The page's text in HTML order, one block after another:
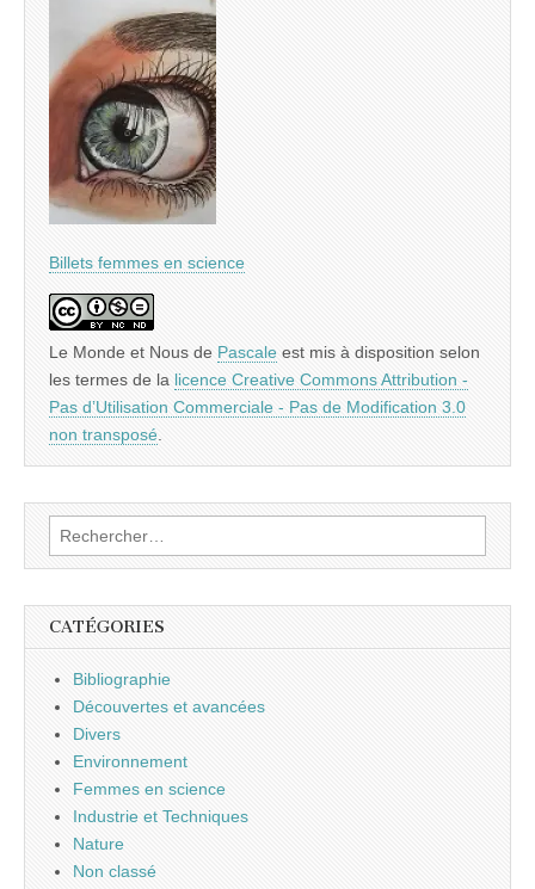
Billets femmes en science
Le Monde et Nous de Pascale est mis à disposition selon
les termes de la licence Creative Commons Attribution -
Pas d’Utilisation Commerciale - Pas de Modification 3.0
non transposé
Rechercher :
CATÉGORIES
Bibliographie
Découvertes et avancées
Divers
Environnement
Femmes en science
Industrie et Techniques
Nature
Non classé